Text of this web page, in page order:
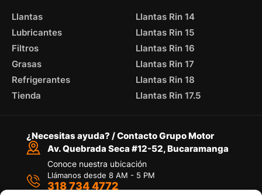
Llantas
Lubricantes
Filtros
Grasas
Refrigerantes
Tienda
Llantas Rin 14
Llantas Rin 15
Llantas Rin 16
Llantas Rin 17
Llantas Rin 18
Llantas Rin 17.5
¿Necesitas ayuda? / Contacto Grupo Motor
Av. Quebrada Seca #12-52, Bucaramanga
Conoce nuestra ubicación
Llámanos desde 8 AM - 5 PM
318 734 4772